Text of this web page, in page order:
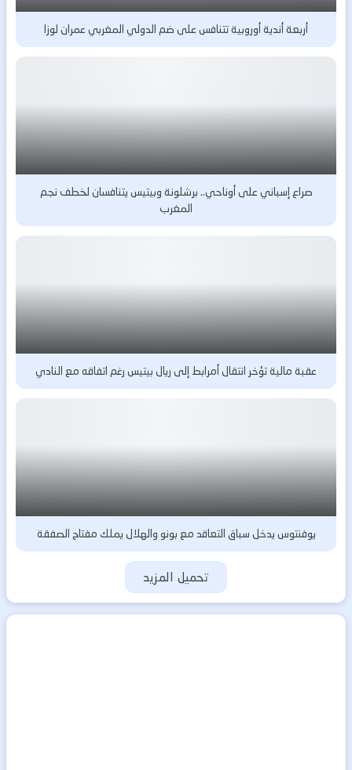
أربعة أندية أوروبية تتنافس على ضم الدولي المغربي عمران لوزا
صراع إسباني على أوناحي.. برشلونة وبيتيس يتنافسان لخطف نجم
المغرب
عقبة مالية تؤخر انتقال أمرابط إلى ريال بيتيس رغم اتفاقه مع النادي
يوفنتوس يدخل سباق التعاقد مع بونو والهلال يملك مفتاح الصفقة
تحميل المزيد